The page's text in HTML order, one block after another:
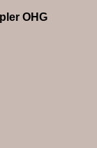
OHG